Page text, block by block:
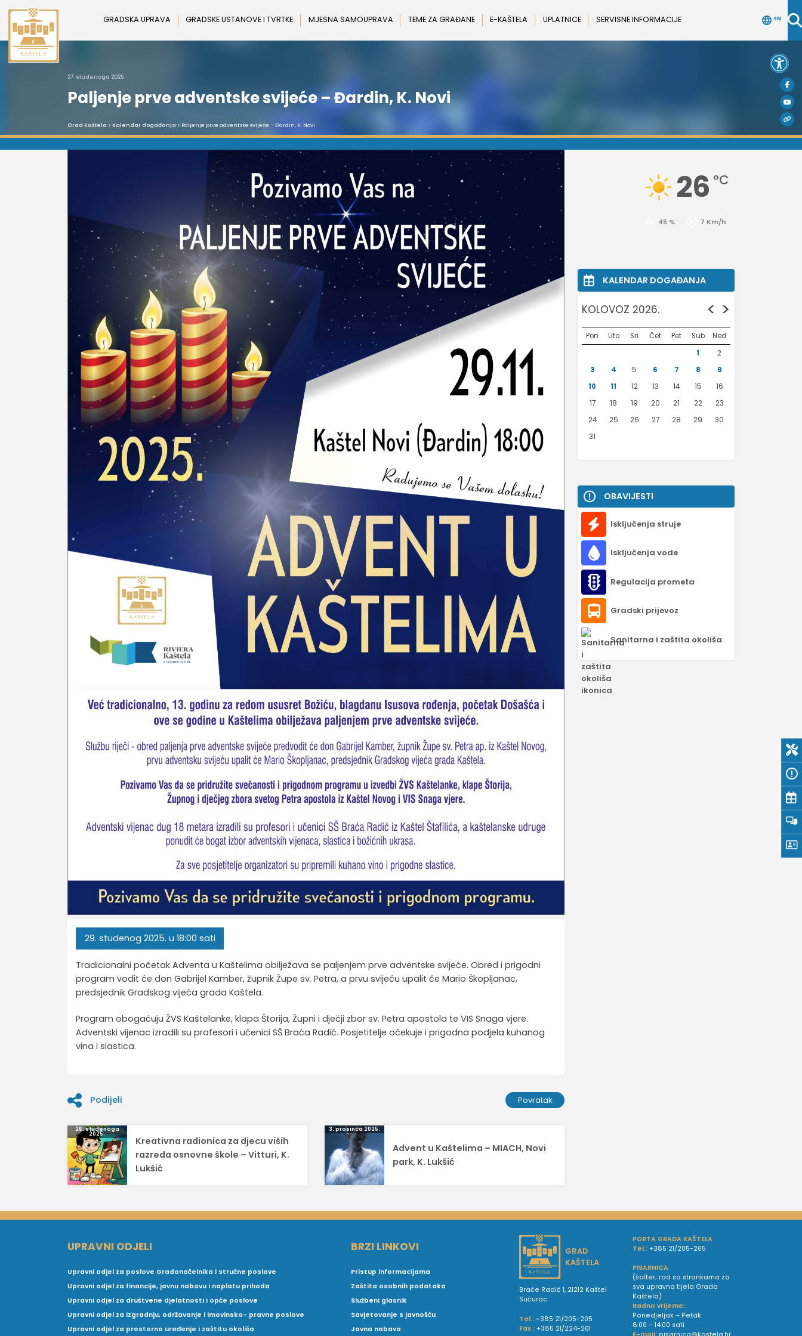
Preskoči
sadržaj
GRADSKA UPRAVA GRADSKE USTANOVE I TVRTKE MJESNA SAMOUPRAVA TEME ZA GRAĐANE E-KAŠTELA UPLATNICE SERVISNE INFORMACIJE EN
27. studenoga 2025.
Paljenje prve adventske svijeće – Đardin, K. Novi
Grad Kaštela > Kalendar događanja > Paljenje prve adventske svijeće – Đardin, K. Novi
29. studenog 2025. u 18:00 sati
Tradicionalni početak Adventa u Kaštelima obilježava se paljenjem prve adventske svijeće. Obred i prigodni
program vodit će don Gabrijel Kamber, župnik Župe sv. Petra, a prvu svijeću upalit će Mario Škopljanac,
predsjednik Gradskog vijeća grada Kaštela.
Program obogaćuju ŽVS Kaštelanke, klapa Štorija, Župni i dječji zbor sv. Petra apostola te VIS Snaga vjere.
Adventski vijenac izradili su profesori i učenici SŠ Braća Radić. Posjetitelje očekuje i prigodna podjela kuhanog
vina i slastica.
Podijeli Povratak
26 °C
45 % 7 Km/h
KALENDAR DOGAĐANJA
KOLOVOZ 2026. < >
Pon Uto Sri Čet Pet Sub
Ned
1
2
3
4 5 6 7 8
9
10
11 12 13 14 15
16
17
18 19 20 21 22
23
24
25 26 27 28 29
30
31
OBAVIJESTI
Isključenja struje
Isključenja vode
Regulacija prometa
Gradski prijevoz
Sanitarna i zaštita okoliša
Navigacija
objava
26. studenoga
2025.
Kreativna radionica za djecu viših
razreda osnovne škole – Vitturi, K.
Lukšić
3. prosinca 2025.
Advent u Kaštelima – MIACH, Novi
park, K. Lukšić
UPRAVNI ODJELI
Upravni odjel za poslove Gradonačelnika i stručne poslove
Upravni odjel za financije, javnu nabavu i naplatu prihoda
Upravni odjel za društvene djelatnosti i opće poslove
Upravni odjel za izgradnju, održavanje i imovinsko- pravne poslove
Upravni odjel za prostorno uređenje i zaštitu okoliša
BRZI LINKOVI
Pristup informacijama
Zaštita osobnih podataka
Službeni glasnik
Savjetovanje s javnošću
Javna nabava
GRAD
KAŠTELA
Braće Radić 1, 21212 Kaštel
Sućurac
Tel.: +385 21/205-205
Fax.: +385 21/224-201
PORTA GRADA KAŠTELA
Tel.: +385 21/205-265
PISARNICA
(šalter; rad sa strankama za
sva upravna tijela Grada
Kaštela)
Radno vrijeme:
Ponedjeljak – Petak
8.00 – 14.00 sati